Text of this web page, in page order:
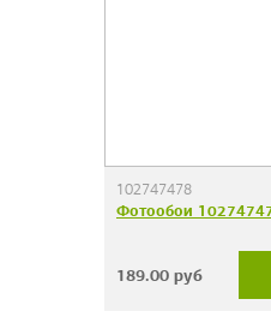
102747478
Фотообои
189.00руб